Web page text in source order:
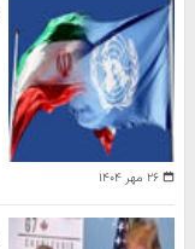
۲۶ مهر ۱۴۰۴